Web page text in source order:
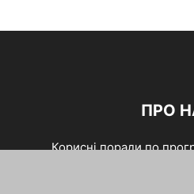
ПРО
Корисні поради по